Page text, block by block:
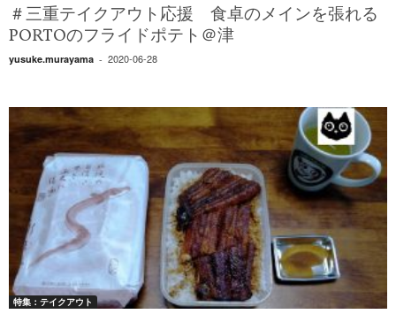
＃三重テイクアウト応援 食卓のメインを張れる
PORTOのフライドポテト＠津
yusuke.murayama - 2020-06-28
特集：テイクアウト